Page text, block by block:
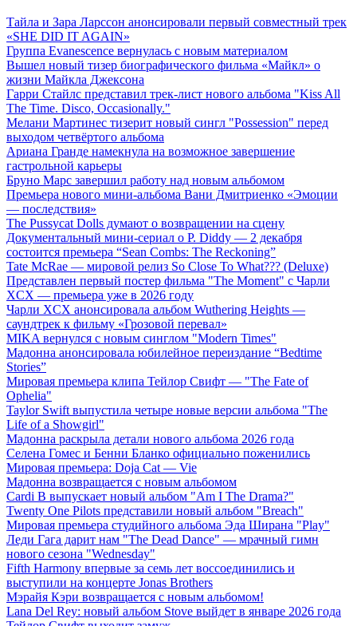
Тайла и Зара Ларссон анонсировали первый совместный трек
«SHE DID IT AGAIN»
Группа Evanescence вернулась с новым материалом
Вышел новый тизер биографического фильма «Майкл» о
жизни Майкла Джексона
Гарри Стайлс представил трек-лист нового альбома "Kiss All
The Time. Disco, Occasionally."
Мелани Мартинес тизерит новый сингл "Possession" перед
выходом четвёртого альбома
Ариана Гранде намекнула на возможное завершение
гастрольной карьеры
Бруно Марс завершил работу над новым альбомом
Премьера нового мини-альбома Вани Дмитриенко «Эмоции
— последствия»
The Pussycat Dolls думают о возвращении на сцену
Документальный мини-сериал о P. Diddy — 2 декабря
состоится премьера “Sean Combs: The Reckoning”
Tate McRae — мировой релиз So Close To What??? (Deluxe)
Представлен первый постер фильма "The Moment" с Чарли
XCX — премьера уже в 2026 году
Чарли XCX анонсировала альбом Wuthering Heights —
саундтрек к фильму «Грозовой перевал»
MIKA вернулся с новым синглом "Modern Times"
Мадонна анонсировала юбилейное переиздание “Bedtime
Stories”
Мировая премьера клипа Тейлор Свифт — "The Fate of
Ophelia"
Taylor Swift выпустила четыре новые версии альбома "The
Life of a Showgirl"
Мадонна раскрыла детали нового альбома 2026 года
Селена Гомес и Бенни Бланко официально поженились
Мировая премьера: Doja Cat — Vie
Мадонна возвращается с новым альбомом
Cardi B выпускает новый альбом "Am I The Drama?"
Twenty One Pilots представили новый альбом "Breach"
Мировая премьера студийного альбома Эда Ширана "Play"
Леди Гага дарит нам "The Dead Dance" — мрачный гимн
нового сезона "Wednesday"
Fifth Harmony впервые за семь лет воссоединились и
выступили на концерте Jonas Brothers
Мэрайя Кэри возвращается с новым альбомом!
Lana Del Rey: новый альбом Stove выйдет в январе 2026 года